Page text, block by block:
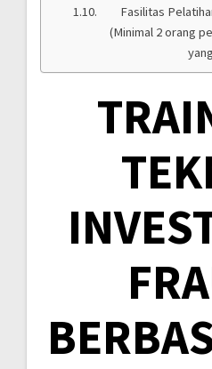
Fasilitas
(Minimal 2 orang